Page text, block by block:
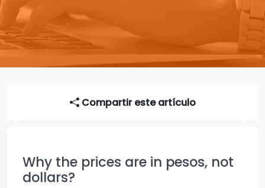
Compartir este artículo
Why the prices are in pesos, not
dollars?